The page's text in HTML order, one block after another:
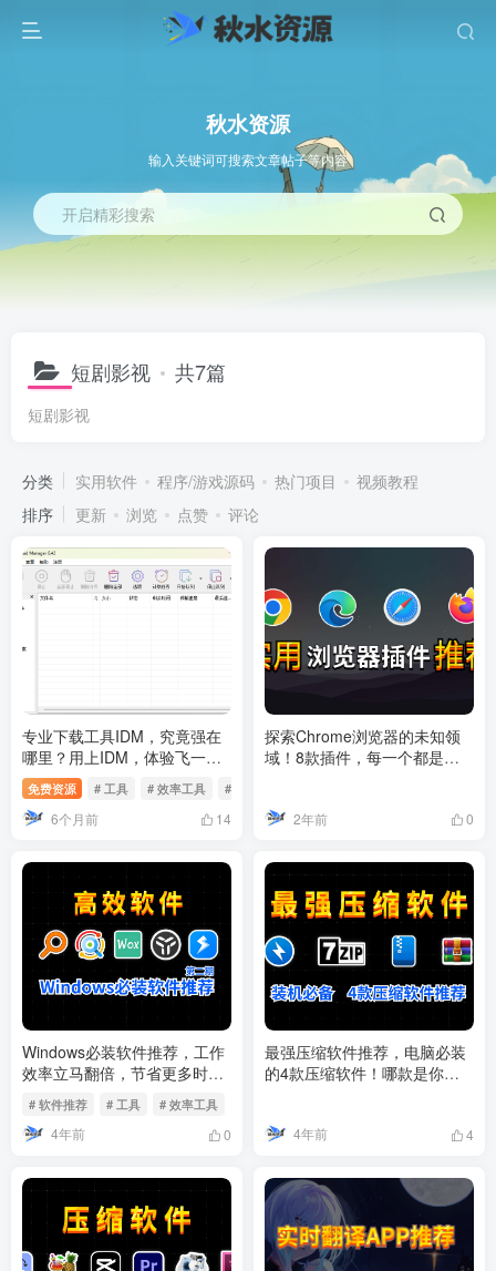
秋水资源
输入关键词可搜索文章帖子等内容
开启精彩搜索
短剧影视 共7篇
短剧影视
分类 实用软件 程序/游戏源码 热门项目
视频教程
排序
更新 浏览 点赞 评论
专业下载工具IDM，究竟强在
哪里？用上IDM，体验飞一般
的感觉！
免费资源 # 工具 # 效率工具 # idm
6个月前 14
探索Chrome浏览器的未知领
域！8款插件，每一个都是你
2年前 0
Windows必装软件推荐，工作
效率立马翻倍，节省更多时间
来摸鱼！Windows必装软件推
荐第二期【建议收藏】
# 软件推荐 # 工具 # 效率工具
4年前 0
最强压缩软件推荐，电脑必装
的4款压缩软件！哪款是你心
4年前 4